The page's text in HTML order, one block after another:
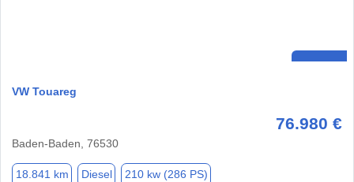
VW Touareg
76.980 €
Baden-Baden, 76530
18.841 km Diesel 210 kw (286 PS)